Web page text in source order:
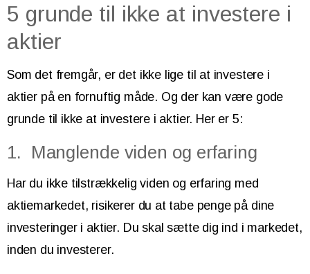
5 grunde til ikke at investere i
aktier
Som det fremgår, er det ikke lige til at investere i
aktier på en fornuftig måde. Og der kan være gode
grunde til ikke at investere i aktier. Her er 5:
1. Manglende viden og erfaring
Har du ikke tilstrækkelig viden og erfaring med
aktiemarkedet, risikerer du at tabe penge på dine
investeringer i aktier. Du skal sætte dig ind i markedet,
inden du investerer.